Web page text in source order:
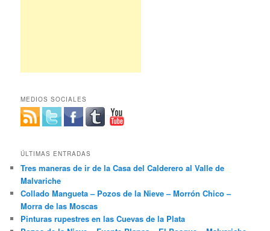
MEDIOS SOCIALES
ÚLTIMAS ENTRADAS
Tres maneras de ir de la Casa del Calderero al Valle de
Malvariche
Collado Mangueta – Pozos de la Nieve – Morrón Chico –
Morra de las Moscas
Pinturas rupestres en las Cuevas de la Plata